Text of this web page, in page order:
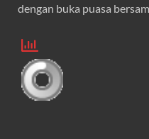
dengan buka puasa